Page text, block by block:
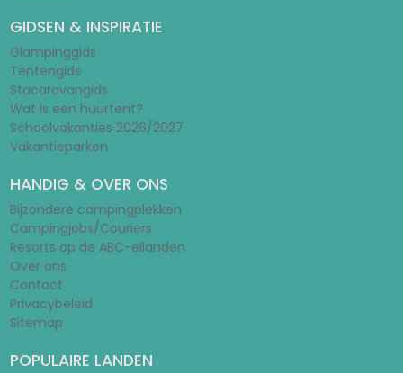
GIDSEN & INSPIRATIE
Glampinggids
Tentengids
Stacaravangids
Wat is een huurtent?
Schoolvakanties 2026/2027
Vakantieparken
HANDIG & OVER ONS
Bijzondere campingplekken
Campingjobs/Couriers
Resorts op de ABC-eilanden
Over ons
Contact
Privacybeleid
Sitemap
POPULAIRE LANDEN